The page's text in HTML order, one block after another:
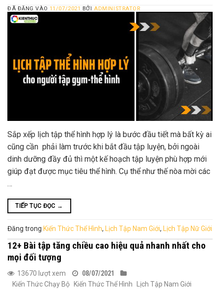
ĐÃ ĐĂNG VÀO 11/07/2021 BỞIADMINISTRATOR
Sắp xếp lịch tập thể hình hợp lý là bước đầu tiết mà bất kỳ ai
cũng cần phải làm trước khi bắt đầu tập luyện, bởi ngoài
dinh dưỡng đầy đủ thì một kế hoạch tập luyện phù hợp mới
giúp đạt được mục tiêu thể hình. Cụ thể như thế nòa mời các
…
TIẾP TỤC ĐỌC →
Đăng trong Kiến Thức Thể Hình, Lịch Tập Nam Giới, Lịch Tập Nữ Giới
12+ Bài tập tăng chiều cao hiệu quả nhanh nhất cho
mọi đối tượng
13670 lượt xem
08/07/2021
Kiến Thức Chạy Bộ
Kiến Thức Thể Hình
Lịch Tập Nam Giới